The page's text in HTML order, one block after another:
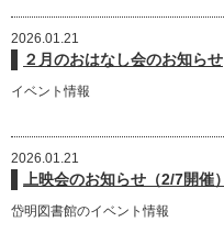
2026.01.21
２月のおはなし会のお知らせ
イベント情報
2026.01.21
上映会のお知らせ（2/7開催）
岱明図書館のイベント情報